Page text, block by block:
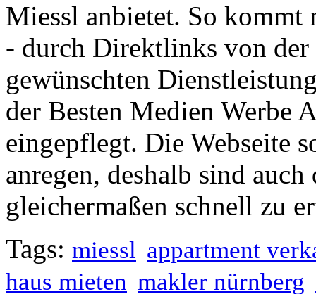
Miessl anbietet. So kommt
- durch Direktlinks von der
gewünschten
der Besten Medien Werbe
eingepflegt. Die Webseite
anregen, deshalb sind
gleichermaßen schnell zu
Tags: miessl appartment
haus mieten makler nürnberg